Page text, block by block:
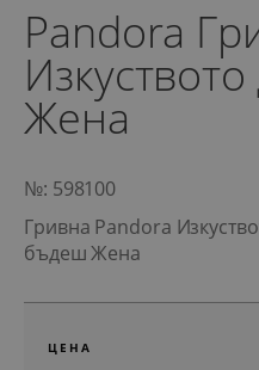
Pandora
Жена
№: 598100
Гривна Pandora
бъдеш Жена
ЦЕНА